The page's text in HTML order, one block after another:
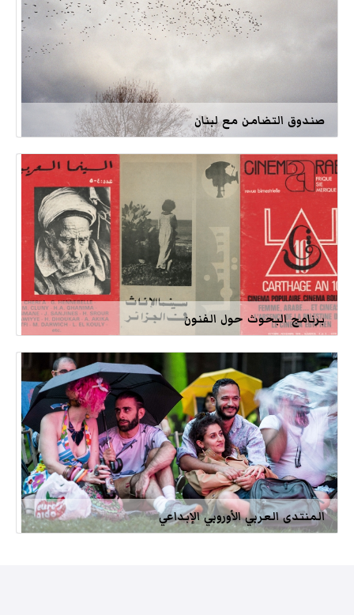
صندوق التضامن مع لبنان
برنامج البحوث حول الفنون
المنتدى العربي الأوروبي الإبداعي